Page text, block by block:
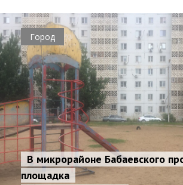
Город
В микрорайоне Бабаевского
площадка